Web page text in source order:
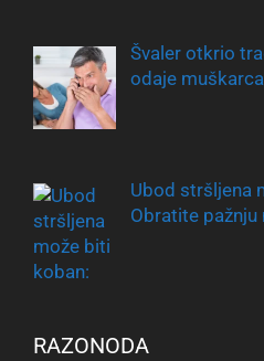
Švaler otkrio
odaje
Ubod stršljena
Obratite
RAZONODA